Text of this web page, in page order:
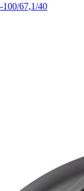
67,1/40